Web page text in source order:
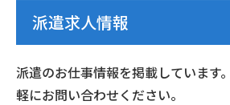
派遣求人情報
派遣のお仕事情報を掲載しています
軽にお問い合わせください。